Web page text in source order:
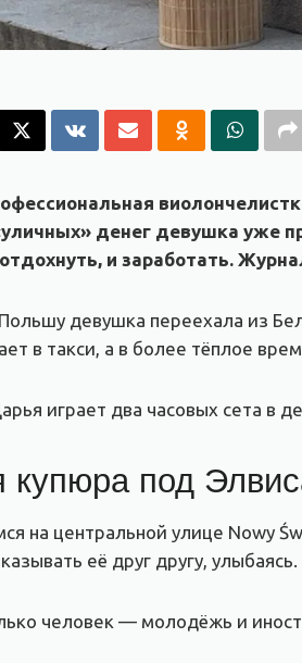
денег девушка уже
и заработать.
девушка переехала из
в такси, а в более тёплое
играет два часовых сета в
купюра под
на центральной улице Nowy
её друг другу,
человек — молодёжь и